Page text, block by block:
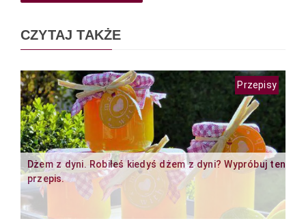
CZYTAJ TAKŻE
Dżem z dyni. Robiłeś kiedyś dżem z dyni? Wypróbuj ten
przepis.
Przepisy